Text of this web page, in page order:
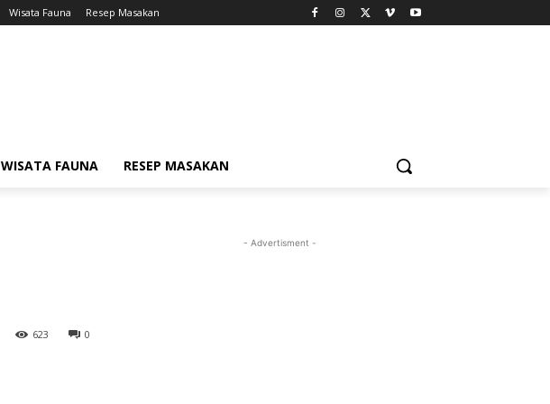
Wisata Fauna Resep Masakan
WISATA FAUNA RESEP MASAKAN
0
623
- Advertisment -